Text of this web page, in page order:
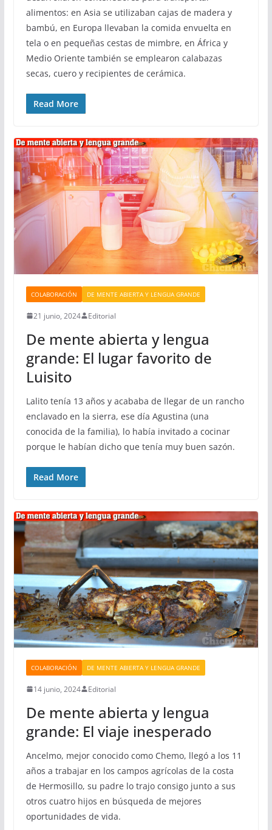
alimentos: en Asia se utilizaban cajas de madera y
bambú, en Europa llevaban la comida envuelta en
tela o en pequeñas cestas de mimbre, en África y
Medio Oriente también se emplearon calabazas
secas, cuero y recipientes de cerámica.
Read More
COLABORACIÓN DE MENTE ABIERTA Y LENGUA GRANDE
21 junio, 2024 Editorial
De mente abierta y lengua
grande: El lugar favorito de
Luisito
Lalito tenía 13 años y acababa de llegar de un rancho
enclavado en la sierra, ese día Agustina (una
conocida de la familia), lo había invitado a cocinar
porque le habían dicho que tenía muy buen sazón.
Read More
COLABORACIÓN DE MENTE ABIERTA Y LENGUA GRANDE
14 junio, 2024 Editorial
De mente abierta y lengua
grande: El viaje inesperado
Ancelmo, mejor conocido como Chemo, llegó a los 11
años a trabajar en los campos agrícolas de la costa
de Hermosillo, su padre lo trajo consigo junto a sus
otros cuatro hijos en búsqueda de mejores
oportunidades de vida.